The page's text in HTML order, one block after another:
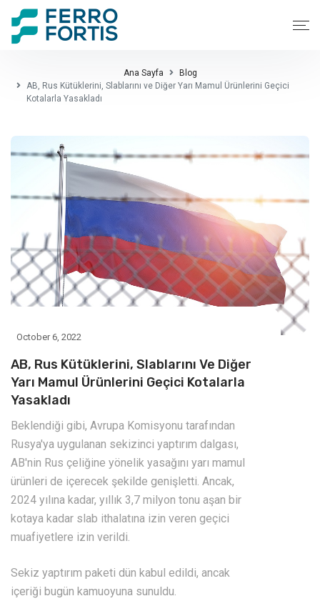
Ana Sayfa
Blog
AB, Rus Kütüklerini, Slablarını ve Diğer Yarı Mamul Ürünlerini Geçici
Kotalarla Yasakladı
October 6, 2022
AB, Rus Kütüklerini, Slablarını Ve Diğer
Yarı Mamul Ürünlerini Geçici Kotalarla
Yasakladı
Beklendiği gibi, Avrupa Komisyonu tarafından
Rusya'ya uygulanan sekizinci yaptırım dalgası,
AB'nin Rus çeliğine yönelik yasağını yarı mamul
ürünleri de içerecek şekilde genişletti. Ancak,
2024 yılına kadar, yıllık 3,7 milyon tonu aşan bir
kotaya kadar slab ithalatına izin veren geçici
muafiyetlere izin verildi.
Sekiz yaptırım paketi dün kabul edildi, ancak
içeriği bugün kamuoyuna sunuldu.